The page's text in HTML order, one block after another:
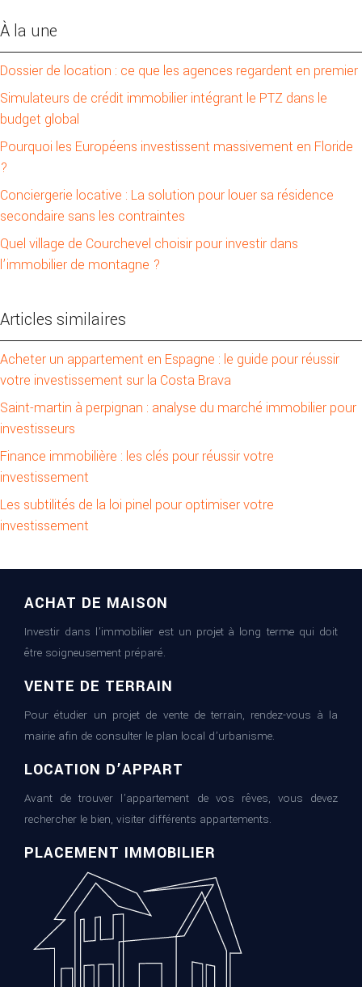
À la une
Dossier de location : ce que les agences regardent en premier
Simulateurs de crédit immobilier intégrant le PTZ dans le
budget global
Pourquoi les Européens investissent massivement en Floride
?
Conciergerie locative : La solution pour louer sa résidence
secondaire sans les contraintes
Quel village de Courchevel choisir pour investir dans
l’immobilier de montagne ?
Articles similaires
Acheter un appartement en Espagne : le guide pour réussir
votre investissement sur la Costa Brava
Saint-martin à perpignan : analyse du marché immobilier pour
investisseurs
Finance immobilière : les clés pour réussir votre
investissement
Les subtilités de la loi pinel pour optimiser votre
investissement
ACHAT DE MAISON
Investir dans l’immobilier est un projet à long terme qui doit
être soigneusement préparé.
VENTE DE TERRAIN
Pour étudier un projet de vente de terrain, rendez-vous à la
mairie afin de consulter le plan local d’urbanisme.
LOCATION D’APPART
Avant de trouver l’appartement de vos rêves, vous devez
rechercher le bien, visiter différents appartements.
PLACEMENT IMMOBILIER